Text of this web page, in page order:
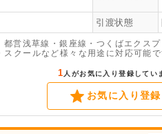
引渡状態
営浅草線・銀座線・つくばエクス
クールなど様々な用途に対応可能
1 人がお気に入り登録してい
お気に入り登録